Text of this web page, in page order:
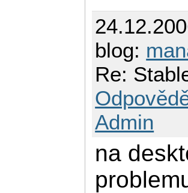
blog:
Re:
Admin
na